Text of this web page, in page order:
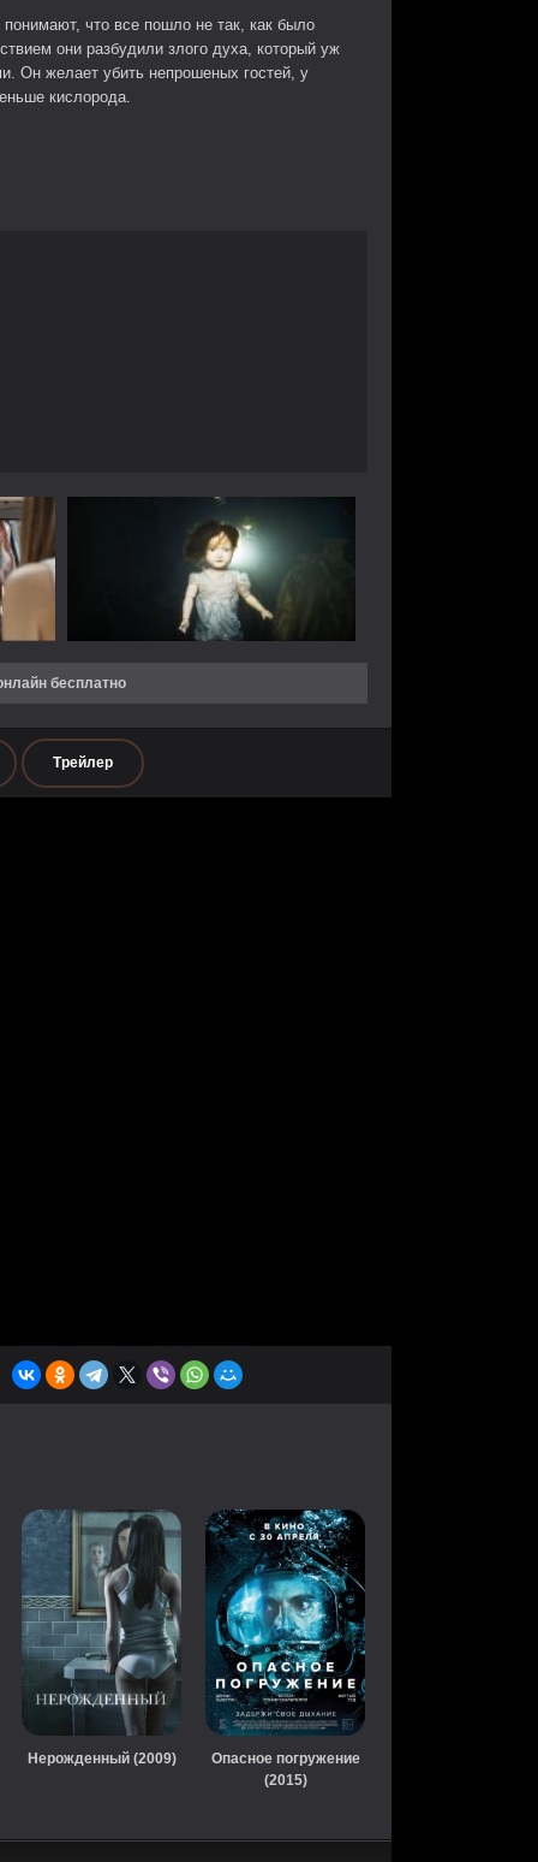
что все пошло не так, как было
они разбудили злого духа, который уж
Он желает убить непрошеных гостей, у
кислорода.
бесплатно
Трейлер
Нерожденный (2009)
Опасное погружение
(2015)